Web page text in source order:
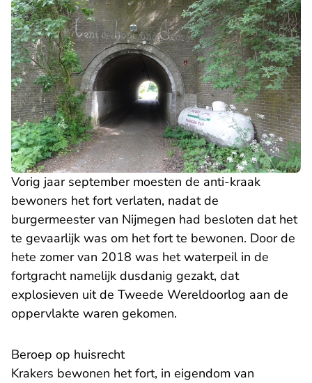
Vorig jaar september moesten de anti-kraak
bewoners het fort verlaten, nadat de
burgermeester van Nijmegen had besloten dat het
te gevaarlijk was om het fort te bewonen. Door de
hete zomer van 2018 was het waterpeil in de
fortgracht namelijk dusdanig gezakt, dat
explosieven uit de Tweede Wereldoorlog aan de
oppervlakte waren gekomen.
Beroep op huisrecht
Krakers bewonen het fort, in eigendom van